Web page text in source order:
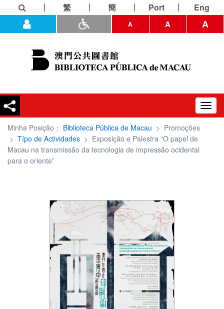
繁 簡 Port Eng
A A A
Minha Posição： Biblioteca Pública de Macau > Promoções
> Típo de Actividades > Exposição e Palestra “O papel de
Macau na transmissão da tecnologia de impressão ocidental
para o oriente”